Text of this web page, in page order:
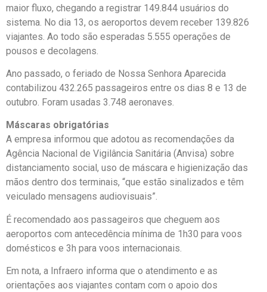
maior fluxo, chegando a registrar 149.844 usuários do
sistema. No dia 13, os aeroportos devem receber 139.826
viajantes. Ao todo são esperadas 5.555 operações de
pousos e decolagens.
Ano passado, o feriado de Nossa Senhora Aparecida
contabilizou 432.265 passageiros entre os dias 8 e 13 de
outubro. Foram usadas 3.748 aeronaves.
Máscaras obrigatórias
A empresa informou que adotou as recomendações da
Agência Nacional de Vigilância Sanitária (Anvisa) sobre
distanciamento social, uso de máscara e higienização das
mãos dentro dos terminais, “que estão sinalizados e têm
veiculado mensagens audiovisuais”.
É recomendado aos passageiros que cheguem aos
aeroportos com antecedência mínima de 1h30 para voos
domésticos e 3h para voos internacionais.
Em nota, a Infraero informa que o atendimento e as
orientações aos viajantes contam com o apoio dos